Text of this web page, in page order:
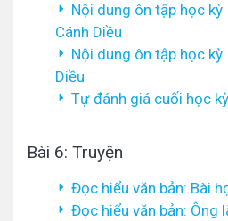
Nội dung ôn tập học kỳ
Cánh Diều
Nội dung ôn tập học kỳ
Diều
Tự đánh giá cuối học
Bài 6: Truyện
Đọc hiểu văn bản: Bài
Đọc hiểu văn bản: Ông